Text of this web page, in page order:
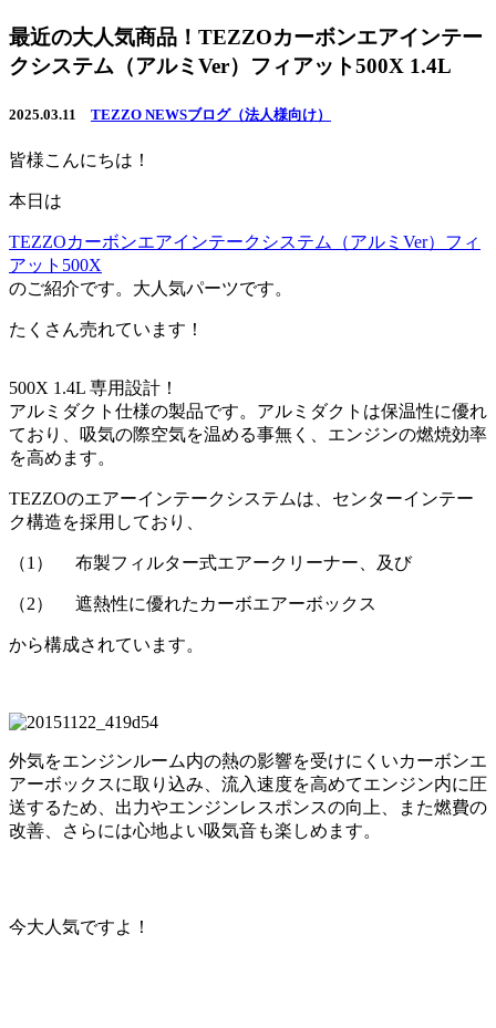
最近の大人気商品！TEZZOカーボンエアインテー
クシステム（アルミVer）フィアット500X 1.4L
2025.03.11 TEZZO NEWSブログ（法人様向け）
皆様こんにちは！
本日は
TEZZOカーボンエアインテークシステム（アルミVer）フィ
アット500X
のご紹介です。大人気パーツです。
たくさん売れています！
500X 1.4L 専用設計！
アルミダクト仕様の製品です。アルミダクトは保温性に優れ
ており、吸気の際空気を温める事無く、エンジンの燃焼効率
を高めます。
TEZZOのエアーインテークシステムは、センターインテー
ク構造を採用しており、
（1） 布製フィルター式エアークリーナー、及び
（2） 遮熱性に優れたカーボエアーボックス
から構成されています。
外気をエンジンルーム内の熱の影響を受けにくいカーボンエ
アーボックスに取り込み、流入速度を高めてエンジン内に圧
送するため、出力やエンジンレスポンスの向上、また燃費の
改善、さらには心地よい吸気音も楽しめます。
今大人気ですよ！